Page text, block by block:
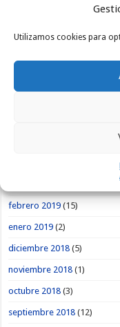
Utilizamos cookies para
octubre 2019(1)
febrero 2019 (15)
enero 2019 (2)
diciembre 2018 (5)
noviembre 2018 (1)
octubre 2018 (3)
septiembre 2018 (12)